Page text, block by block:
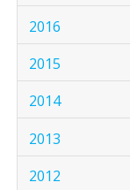
2016
2015
2014
2013
2012